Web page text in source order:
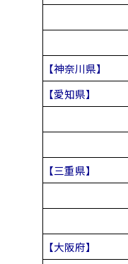
【神奈川県】
【愛知県】
【三重県】
【大阪府】